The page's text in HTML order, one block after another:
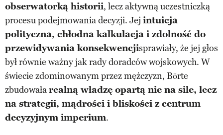
obserwatorką historii, lecz aktywną uczestniczką
procesu podejmowania decyzji. Jej intuicja
polityczna, chłodna kalkulacja i zdolność do
przewidywania konsekwencjisprawiały, że jej głos
był równie ważny jak rady doradców wojskowych. W
świecie zdominowanym przez mężczyzn, Börte
zbudowałarealną władzę opartą nie na sile, lecz
na strategii, mądrości i bliskości z centrum
decyzyjnym imperium.